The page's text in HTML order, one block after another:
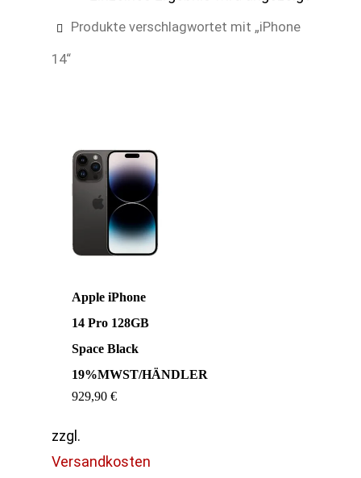
Produkte verschlagwortet mit „iPhone
14“
Apple iPhone
14 Pro 128GB
Space Black
19%MWST/HÄNDLER
929,90 €
zzgl.
Versandkosten